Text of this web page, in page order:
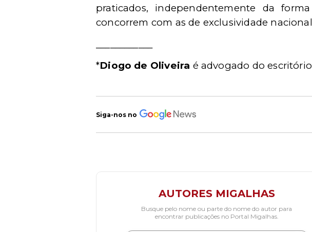
praticados, independentemente da
concorrem com as de exclusividade
*Diogo de Oliveira é advogado do escritório
Siga-nos no
AUTORES MIGALHAS
Busque pelo nome ou parte do nome do autor para
encontrar publicações no Portal Migalhas.